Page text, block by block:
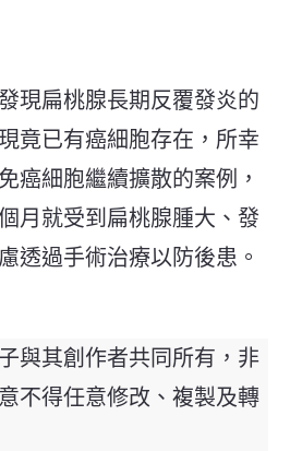
現扁桃腺長期反覆發炎的
竟已有癌細胞存在，所幸
癌細胞繼續擴散的案例，
月就受到扁桃腺腫大、發
透過手術治療以防後患。
與其創作者共同所有，非
不得任意修改、複製及轉